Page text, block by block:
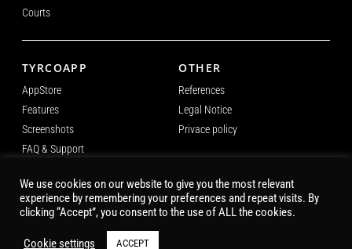
Courts
TYRCOAPP
AppStore
Features
Screenshots
FAQ & Support
OTHER
References
Legal Notice
Privace policy
CONNECT
We use cookies on our website to give you the most relevant
experience by remembering your preferences and repeat visits. By
clicking “Accept”, you consent to the use of ALL the cookies.
Cookie settings ACCEPT